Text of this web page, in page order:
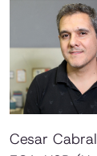
Cesar